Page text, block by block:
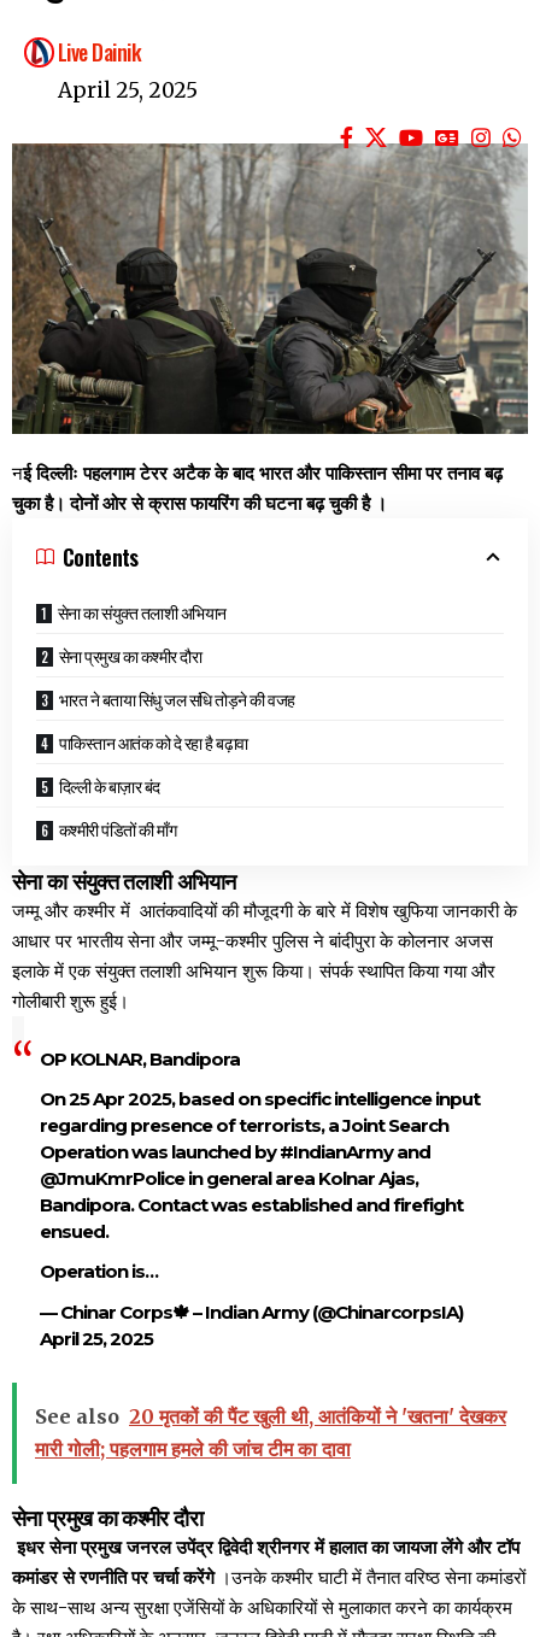
Live Dainik
April 25, 2025
नई दिल्लीः पहलगाम टेरर अटैक के बाद भारत और पाकिस्तान सीमा पर तनाव बढ़
चुका है। दोनों ओर से क्रास फायरिंग की घटना बढ़ चुकी है ।
Contents
सेना का संयुक्त तलाशी अभियान
सेना प्रमुख का कश्मीर दौरा
भारत ने बताया सिंधु जल संधि तोड़ने की वजह
पाकिस्तान आतंक को दे रहा है बढ़ावा
दिल्ली के बाज़ार बंद
कश्मीरी पंडितों की माँग
सेना का संयुक्त तलाशी अभियान
जम्मू और कश्मीर में आतंकवादियों की मौजूदगी के बारे में विशेष खुफिया जानकारी के
आधार पर भारतीय सेना और जम्मू-कश्मीर पुलिस ने बांदीपुरा के कोलनार अजस
इलाके में एक संयुक्त तलाशी अभियान शुरू किया। संपर्क स्थापित किया गया और
गोलीबारी शुरू हुई।
OP KOLNAR, Bandipora
On 25 Apr 2025, based on specific intelligence input
regarding presence of terrorists, a Joint Search
Operation was launched by#IndianArmyand
@JmuKmrPolicein general area Kolnar Ajas,
Bandipora. Contact was established and firefight
ensued.
Operation is…
— Chinar Corps🍁 – Indian Army (@ChinarcorpsIA)
April 25, 2025
See also 20 मृतकों की पैंट खुली थी, आतंकियों ने 'खतना' देखकर
मारी गोली; पहलगाम हमले की जांच टीम का दावा
सेना प्रमुख का कश्मीर दौरा
इधर सेना प्रमुख जनरल उपेंद्र द्विवेदी श्रीनगर में हालात का जायजा लेंगे और टॉप
कमांडर से रणनीति पर चर्चा करेंगे ।उनके कश्मीर घाटी में तैनात वरिष्ठ सेना कमांडरों
के साथ-साथ अन्य सुरक्षा एजेंसियों के अधिकारियों से मुलाकात करने का कार्यक्रम